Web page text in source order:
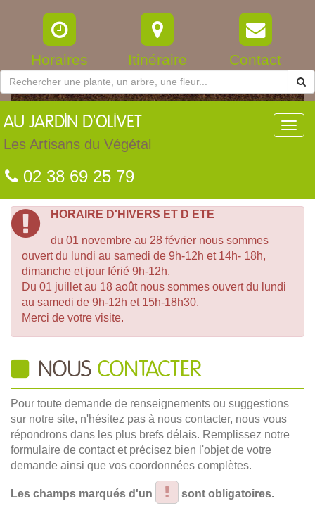
Horaires Itinéraire Contact
AU JARDIN D'OLIVET
Les Artisans du Végétal
02 38 69 25 79
HORAIRE D'HIVERS ET D ETE
du 01 novembre au 28 février nous sommes
ouvert du lundi au samedi de 9h-12h et 14h- 18h,
dimanche et jour férié 9h-12h.
Du 01 juillet au 18 août nous sommes ouvert du lundi
au samedi de 9h-12h et 15h-18h30.
Merci de votre visite.
NOUS CONTACTER
Pour toute demande de renseignements ou suggestions
sur notre site, n'hésitez pas à nous contacter, nous vous
répondrons dans les plus brefs délais. Remplissez notre
formulaire de contact et précisez bien l'objet de votre
demande ainsi que vos coordonnées complètes.
Les champs marqués d'un sont obligatoires.